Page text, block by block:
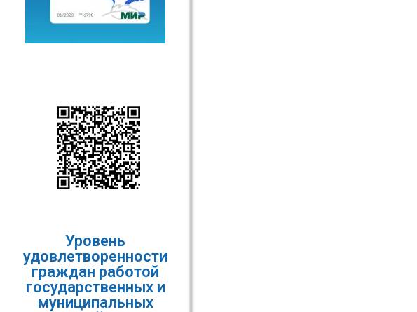
Уровень
удовлетворенности
граждан работой
государственных и
муниципальных